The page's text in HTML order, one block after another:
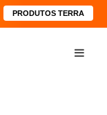
PRODUTOS TERRA